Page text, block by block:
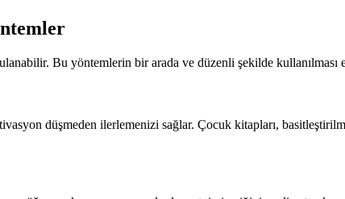
Bu yöntemlerin bir arada ve düzenli şekilde kullanılması
düşmeden ilerlemenizi sağlar. Çocuk kitapları,